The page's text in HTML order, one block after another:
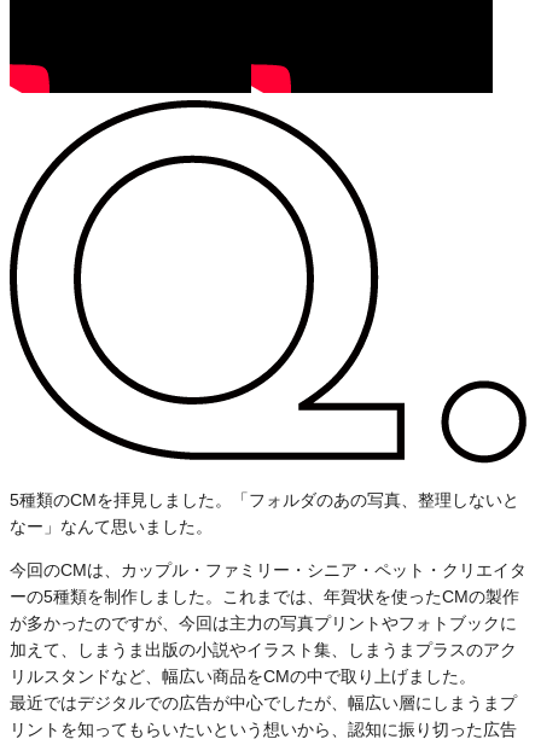
5種類のCMを拝見しました。「フォルダのあの写真、整理しないと
なー」なんて思いました。
今回のCMは、カップル・ファミリー・シニア・ペット・クリエイタ
ーの5種類を制作しました。これまでは、年賀状を使ったCMの製作
が多かったのですが、今回は主力の写真プリントやフォトブックに
加えて、しまうま出版の小説やイラスト集、しまうまプラスのアク
リルスタンドなど、幅広い商品をCMの中で取り上げました。
最近ではデジタルでの広告が中心でしたが、幅広い層にしまうまプ
リントを知ってもらいたいという想いから、認知に振り切った広告